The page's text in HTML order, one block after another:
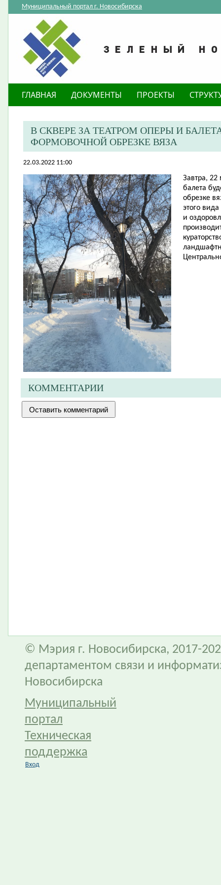
Муниципальный портал г. Новосибирска
ГЛАВНАЯ ДОКУМЕНТЫ ПРОЕКТЫ
В СКВЕРЕ ЗА ТЕАТРОМ ОПЕРЫ И
ФОРМОВОЧНОЙ ОБРЕЗКЕ ВЯЗА
22.03.2022 11:00
Завтра, 22
балета
обрезке
этого
и
КОММЕНТАРИИ
© Мэрия г. Новосибирска, 2017-
департаментом связи и
Новосибирска
Муниципальный
портал
Техническая
поддержка
Вход